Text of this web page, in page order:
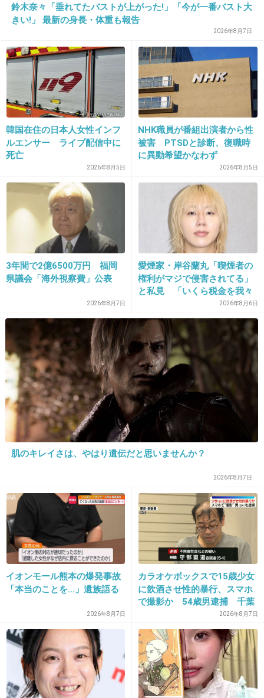
派遣先企業の上の方たちがまともなお陰で解決
しました。
+89
18. 匿名 2019/12/24(火) 21:43:44
え！皆さん相談してなくてびっくり。
月一面談に来てくれるけど、私はたくさん相談
しますよ。
時給upとか少し仕事減らしてとか、全部ちゃん
と先方に通して実現してくれてますよ。
1件の返信
相談したら、そんなのこっちに言われても困る
よ自分で何とかしてって言われたよ。ホントに
クソ営業だったわ。
1件の返信
+102
よくこういう綺麗事書けるよなあ
いくらお金のためとはいえ
人材業界なんて人身売買と変わらんよな、正直
+40 -6
21. 匿名 2019/12/24(火) 21:44:20
+7 -3
鈴木奈々「垂れてたバストが上がった!」「今が一番バスト大
きい!」 最新の身長・体重も報告
2026年8月7日
韓国在住の日本人女性インフ
ルエンサー ライブ配信中に
死亡
2026年8月5日
NHK職員が番組出演者から性
被害 PTSDと診断、復職時
に異動希望かなわず
2026年8月5日
3年間で2億6500万円 福岡
県議会「海外視察費」公表
2026年8月7日
愛煙家・岸谷蘭丸「喫煙者の
権利がマジで侵害されてる」
と私見 「いくら税金を我々
2026年8月6日
肌のキレイさは、やはり遺伝だと思いませんか？
2026年8月7日
イオンモール熊本の爆発事故
「本当のことを…」遺族語る
2026年8月7日
カラオケボックスで15歳少女
に飲酒させ性的暴行、スマホ
で撮影か 54歳男逮捕 千葉
2026年8月7日